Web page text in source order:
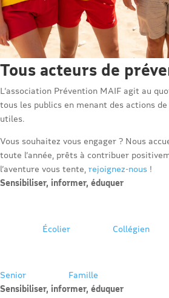
Tous acteurs de
L’association Prévention MAIF agit au
tous les publics en menant des actions
utiles.
Vous souhaitez vous engager ? Nous
toute l’année, prêts à contribuer
l’aventure vous tente, rejoignez-nous !
Sensibiliser, informer, éduquer
Écolier Collégien
Senior
Famille
Sensibiliser, informer, éduquer